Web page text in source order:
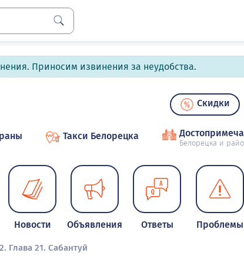
Приносим извинения за неудобства.
Скидки
Такси Белорецка
Белорецка и
Новости Объявления Ответы Проблемы
Глава 21. Сабантуй